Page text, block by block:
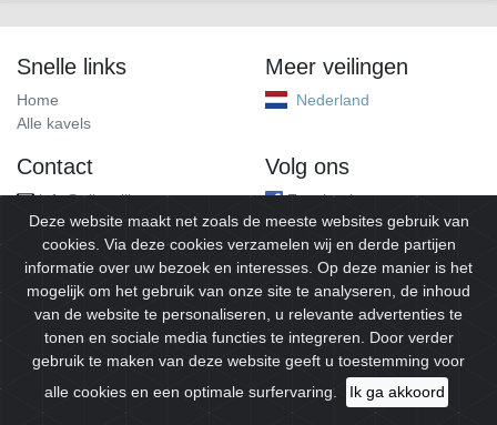
Snelle links
Home
Alle kavels
Meer veilingen
Nederland
Contact
info@alleveilingen.net
Volg ons
Facebook
© 2026Alleveilingen.Alle rechten voorbehouden.
Deze website maakt net zoals de meeste websites gebruik van
cookies. Via deze cookies verzamelen wij en derde partijen
informatie over uw bezoek en interesses. Op deze manier is het
mogelijk om het gebruik van onze site te analyseren, de inhoud
van de website te personaliseren, u relevante advertenties te
tonen en sociale media functies te integreren. Door verder
gebruik te maken van deze website geeft u toestemming voor
alle cookies en een optimale surfervaring.
Ik ga akkoord